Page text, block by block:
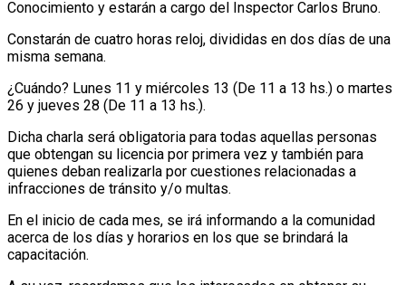
Conocimiento y estarán a cargo del Inspector Carlos Bruno.
Constarán de cuatro horas reloj, divididas en dos días de una
misma semana.
¿Cuándo? Lunes 11 y miércoles 13 (De 11 a 13 hs.) o martes
26 y jueves 28 (De 11 a 13 hs.).
Dicha charla será obligatoria para todas aquellas personas
que obtengan su licencia por primera vez y también para
quienes deban realizarla por cuestiones relacionadas a
infracciones de tránsito y/o multas.
En el inicio de cada mes, se irá informando a la comunidad
acerca de los días y horarios en los que se brindará la
capacitación.